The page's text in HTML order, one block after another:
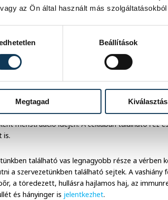
az Ön által használt más
Beállítások
Megtagad
nemcsak a cékla, hanem a testünk is hálás
az első, ami eszünkbe jut, a magas
vasat tartalmaz 200 grammonként. Ez körülbelül
vashiányos vérszegénységben szenvedőknek,
menstruáció idején. A céklában található réz
is.
található vas legnagyobb része a vérben
a szervezetünkben található sejtek. A vashiány
a töredezett, hullásra hajlamos haj, az
és hányinger is jelentkezhet.